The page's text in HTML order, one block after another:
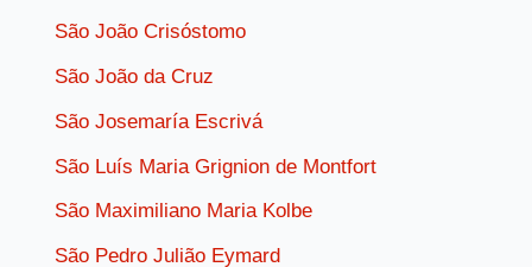
São João Crisóstomo
São João da Cruz
São Josemaría Escrivá
São Luís Maria Grignion de Montfort
São Maximiliano Maria Kolbe
São Pedro Julião Eymard